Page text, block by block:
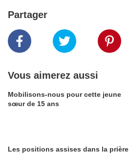
Partager
Vous aimerez aussi
Mobilisons-nous pour cette jeune
sœur de 15 ans
Les positions assises dans la prière